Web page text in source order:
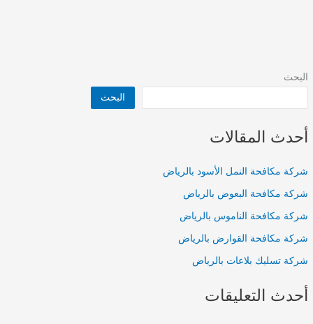
البحث
البحث
أحدث المقالات
شركة مكافحة النمل الأسود بالرياض
شركة مكافحة البعوض بالرياض
شركة مكافحة الناموس بالرياض
شركة مكافحة القوارض بالرياض
شركة تسليك بلاعات بالرياض
أحدث التعليقات